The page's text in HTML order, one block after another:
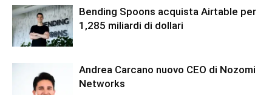
Bending Spoons acquista Airtable per
1,285 miliardi di dollari
Andrea Carcano nuovo CEO di Nozomi
Networks